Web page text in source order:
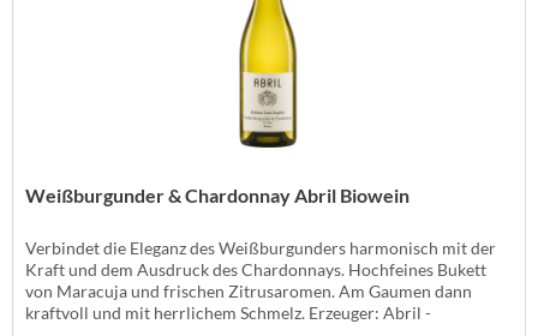
Weißburgunder & Chardonnay Abril Biowein
Verbindet die Eleganz des Weißburgunders harmonisch mit der
Kraft und dem Ausdruck des Chardonnays. Hochfeines Bukett
von Maracuja und frischen Zitrusaromen. Am Gaumen dann
kraftvoll und mit herrlichem Schmelz. Erzeuger: Abril -